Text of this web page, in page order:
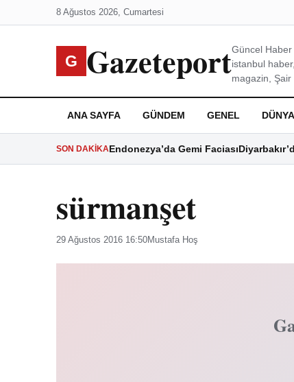
8 Ağustos 2026, Cumartesi
G GazeteportGüncel
istanbul
magazin,
ANA SAYFA GÜNDEM GENEL DÜNYA
SON DAKIKAEndonezya’da Gemi Faciası
sürmanşet
29 Ağustos 2016 16:50Mustafa Hoş